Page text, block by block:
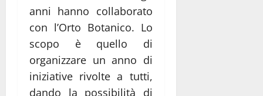
anni hanno collaborato
con l’Orto Botanico. Lo
scopo è quello di
organizzare un anno di
iniziative rivolte a tutti,
dando la possibilità di